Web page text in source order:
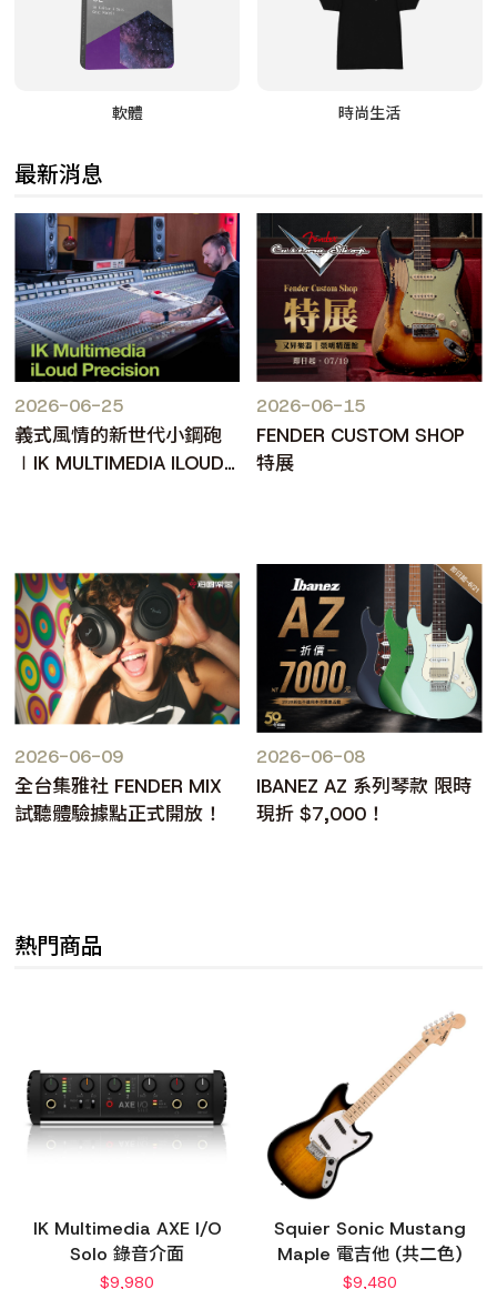
軟體 時尚生活
最新消息
2026-06-25
義式風情的新世代小鋼砲
∣IK MULTIMEDIA ILOUD
2026-06-15
FENDER CUSTOM SHOP
特展
2026-06-09
全台集雅社 FENDER MIX
試聽體驗據點正式開放！
2026-06-08
IBANEZ AZ 系列琴款 限時
現折 $7,000！
熱門商品
IK Multimedia AXE I/O
Solo 錄音介面
$9,980
Squier Sonic Mustang
Maple 電吉他 (共二色)
$9,480